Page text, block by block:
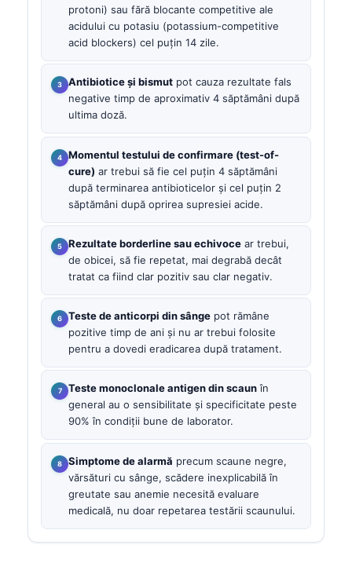
protoni) sau fără blocante competitive ale
acidului cu potasiu (potassium-competitive
acid blockers) cel puțin 14 zile.
Antibiotice și bismut pot cauza rezultate fals
negative timp de aproximativ 4 săptămâni după
ultima doză.
Momentul testului de confirmare (test-of-
cure) ar trebui să fie cel puțin 4 săptămâni
după terminarea antibioticelor și cel puțin 2
săptămâni după oprirea supresiei acide.
Rezultate borderline sau echivoce ar trebui,
de obicei, să fie repetat, mai degrabă decât
tratat ca fiind clar pozitiv sau clar negativ.
Teste de anticorpi din sânge pot rămâne
pozitive timp de ani și nu ar trebui folosite
pentru a dovedi eradicarea după tratament.
Teste monoclonale antigen din scaunîn
general au o sensibilitate și specificitate peste
90% în condiții bune de laborator.
Simptome de alarmă precum scaune negre,
vărsături cu sânge, scădere inexplicabilă în
greutate sau anemie necesită evaluare
medicală, nu doar repetarea testării scaunului.